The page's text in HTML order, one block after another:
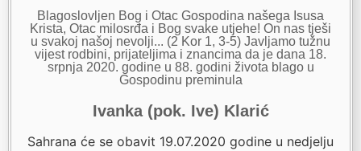
Blagoslovljen Bog i Otac Gospodina našega Isusa
Krista, Otac milosrđa i Bog svake utjehe! On nas tješi
u svakoj našoj nevolji... (2 Kor 1, 3-5) Javljamo tužnu
vijest rodbini, prijateljima i znancima da je dana 18.
srpnja 2020. godine u 88. godini života blago u
Gospodinu preminula
Ivanka (pok. Ive) Klarić
Sahrana će se obavit 19.07.2020 godine u nedjelju